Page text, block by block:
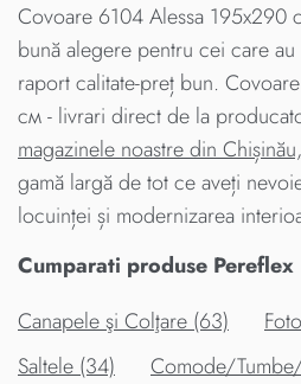
Covoare 6104 Alessa 195x290
bună alegere pentru cei care
raport calitate-preț bun.
см - livrari direct de la
magazinele noastre din
gamă largă de tot ce aveți
locuinței și modernizarea
Cumparati produse Pereflex
Canapele şi Colţare (63)
Saltele (34)
Comode/